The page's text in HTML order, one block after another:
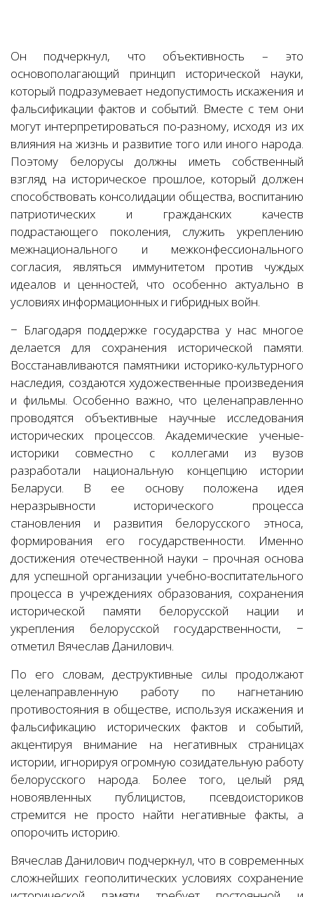
Он подчеркнул, что объективность – это
основополагающий принцип исторической науки,
который подразумевает недопустимость искажения и
фальсификации фактов и событий. Вместе с тем они
могут интерпретироваться по-разному, исходя из их
влияния на жизнь и развитие того или иного народа.
Поэтому белорусы должны иметь собственный
взгляд на историческое прошлое, который должен
способствовать консолидации общества, воспитанию
патриотических и гражданских качеств
подрастающего поколения, служить укреплению
межнационального и межконфессионального
согласия, являться иммунитетом против чуждых
идеалов и ценностей, что особенно актуально в
условиях информационных и гибридных войн.
− Благодаря поддержке государства у нас многое
делается для сохранения исторической памяти.
Восстанавливаются памятники историко-культурного
наследия, создаются художественные произведения
и фильмы. Особенно важно, что целенаправленно
проводятся объективные научные исследования
исторических процессов. Академические ученые-
историки совместно с коллегами из вузов
разработали национальную концепцию истории
Беларуси. В ее основу положена идея
неразрывности исторического процесса
становления и развития белорусского этноса,
формирования его государственности. Именно
достижения отечественной науки – прочная основа
для успешной организации учебно-воспитательного
процесса в учреждениях образования, сохранения
исторической памяти белорусской нации и
укрепления белорусской государственности, −
отметил Вячеслав Данилович.
По его словам, деструктивные силы продолжают
целенаправленную работу по нагнетанию
противостояния в обществе, используя искажения и
фальсификацию исторических фактов и событий,
акцентируя внимание на негативных страницах
истории, игнорируя огромную созидательную работу
белорусского народа. Более того, целый ряд
новоявленных публицистов, псевдоисториков
стремится не просто найти негативные факты, а
опорочить историю.
Вячеслав Данилович подчеркнул, что в современных
сложнейших геополитических условиях сохранение